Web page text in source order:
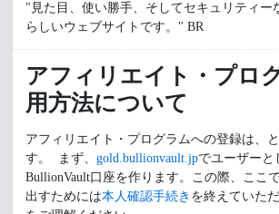
"見た目、使い勝手、そしてセキュリティー
らしいウェブサイトです。" BR
アフィリエイト・プロ
用方法について
アフィリエイト・プログラムへの登録は、
す。 まず、 gold.bullionvault.jpでユーザーと
BullionVault口座を作ります。この際、ここ
出すためには本人確認手続き を終えていた